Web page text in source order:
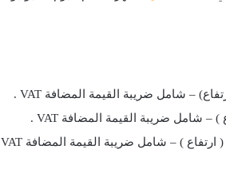
227 بيسة/ لتر ( ارتفاع ) – شامل ضريبة القيمة المضافة VAT